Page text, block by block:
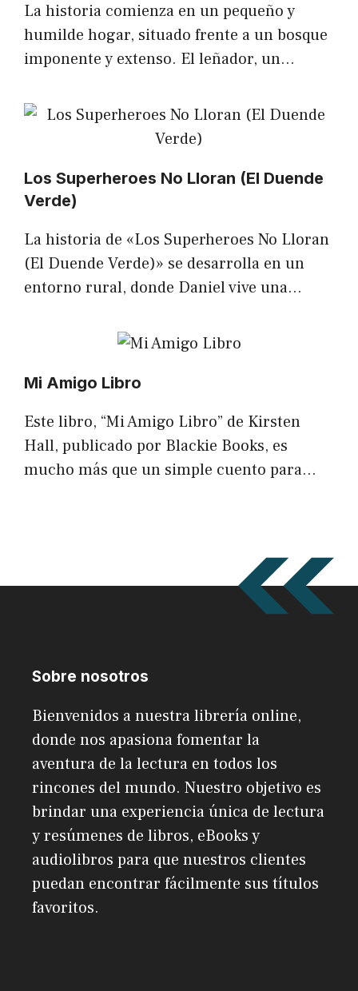
La historia comienza en un pequeño y
humilde hogar, situado frente a un bosque
imponente y extenso. El leñador, un…
Los Superheroes No Lloran (El Duende
Verde)
La historia de «Los Superheroes No Lloran
(El Duende Verde)» se desarrolla en un
entorno rural, donde Daniel vive una…
Mi Amigo Libro
Este libro, “Mi Amigo Libro” de Kirsten
Hall, publicado por Blackie Books, es
mucho más que un simple cuento para…
Sobre nosotros
Bienvenidos a nuestra librería online,
donde nos apasiona fomentar la
aventura de la lectura en todos los
rincones del mundo. Nuestro objetivo es
brindar una experiencia única de lectura
y resúmenes de libros, eBooks y
audiolibros para que nuestros clientes
puedan encontrar fácilmente sus títulos
favoritos.